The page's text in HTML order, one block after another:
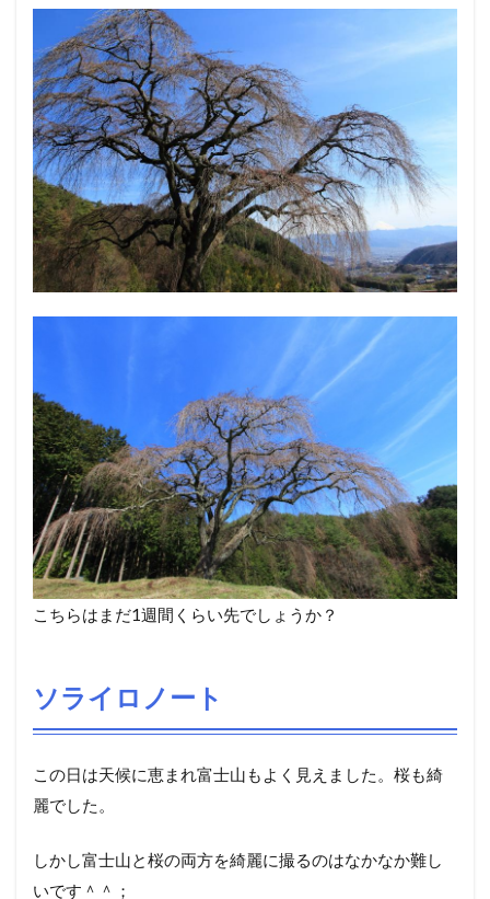
こちらはまだ1週間くらい先でしょうか？
ソライロノート
この日は天候に恵まれ富士山もよく見えました。桜も綺
麗でした。
しかし富士山と桜の両方を綺麗に撮るのはなかなか難し
いです＾＾；